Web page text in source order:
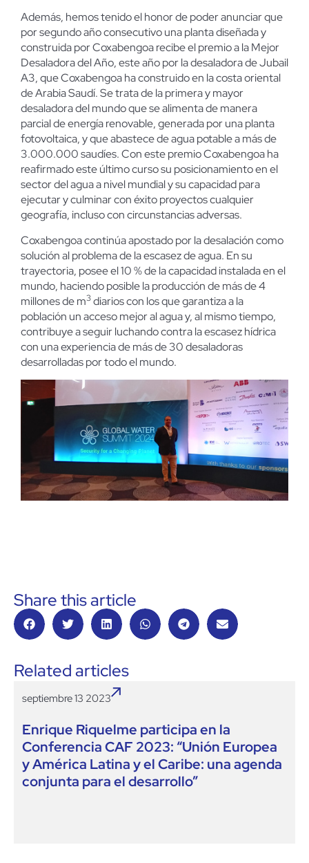
Además, hemos tenido el honor de poder anunciar que
por segundo año consecutivo una planta diseñada y
construida por Coxabengoa recibe el premio a la Mejor
Desaladora del Año, este año por la desaladora de Jubail
A3, que Coxabengoa ha construido en la costa oriental
de Arabia Saudí. Se trata de la primera y mayor
desaladora del mundo que se alimenta de manera
parcial de energía renovable, generada por una planta
fotovoltaica, y que abastece de agua potable a más de
3.000.000 saudíes. Con este premio Coxabengoa ha
reafirmado este último curso su posicionamiento en el
sector del agua a nivel mundial y su capacidad para
ejecutar y culminar con éxito proyectos cualquier
geografía, incluso con circunstancias adversas.
Coxabengoa continúa apostado por la desalación como
solución al problema de la escasez de agua. En su
trayectoria, posee el 10 % de la capacidad instalada en el
mundo, haciendo posible la producción de más de 4
millones de m3diarios con los que garantiza a la
población un acceso mejor al agua y, al mismo tiempo,
contribuye a seguir luchando contra la escasez hídrica
con una experiencia de más de 30 desaladoras
desarrolladas por todo el mundo.
Share this article
Related articles
septiembre 13 2023
Enrique Riquelme participa en la
Conferencia CAF 2023: “Unión Europea
y América Latina y el Caribe: una agenda
conjunta para el desarrollo”